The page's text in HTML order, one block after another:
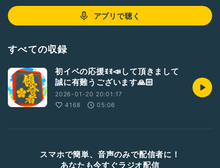
前進あるのみ〜^_－☆
アプリで聴く
すべての収録
初イベの応援ꉂꉂ📣して頂きまして
誠に有難うございます🙏🏻
2026-01-20 20:01:17
4168
05:06
スマホで簡単、音声のみで配信者に！
あなたも今すぐラジオ配信